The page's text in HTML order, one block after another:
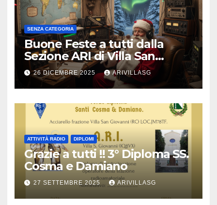
SENZA CATEGORIA
Buone Feste a tutti dalla
Sezione ARI di Villa San
Giovanni !!!
26 DICEMBRE 2025 ARIVILLASG
ATTIVITÀ RADIO DIPLOMI
Grazie a tutti !! 3° Diploma SS.
Cosma e Damiano
27 SETTEMBRE 2025 ARIVILLASG